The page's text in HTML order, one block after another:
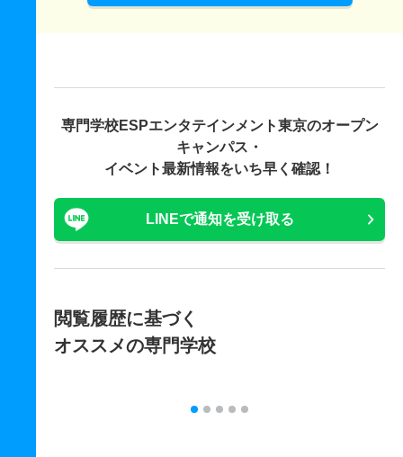
専門学校ESPエンタテインメント東京のオープン
キャンパス・
イベント最新情報をいち早く確認！
LINEで通知を受け取る
閲覧履歴に基づく
オススメの専門学校